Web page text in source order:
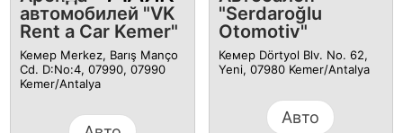
автомобилей "VK
Rent a Car Kemer"
Кемер Merkez, Barış Manço
Cd. D:No:4, 07990, 07990
Kemer/Antalya
"Serdaroğlu
Otomotiv"
Кемер Dörtyol Blv. No. 62,
Yeni, 07980 Kemer/Antalya
Авто